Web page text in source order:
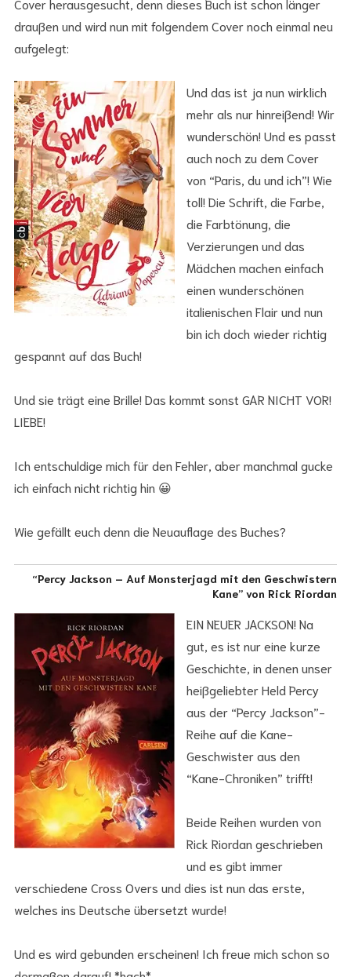
draußen und wird nun mit folgendem Cover noch einmal neu
aufgelegt:
Und das ist ja nun wirklich
mehr als nur hinreißend! Wir
wunderschön! Und es passt
auch noch zu dem Cover
von “Paris, du und ich”! Wie
toll! Die Schrift, die Farbe,
die Farbtönung, die
Verzierungen und das
Mädchen machen einfach
einen wunderschönen
italienischen Flair und nun
bin ich doch wieder richtig
gespannt auf das Buch!
Und sie trägt eine Brille! Das kommt sonst GAR NICHT VOR!
LIEBE!
Ich entschuldige mich für den Fehler, aber manchmal gucke
ich einfach nicht richtig hin 😀
Wie gefällt euch denn die Neuauflage des Buches?
“Percy Jackson – Auf Monsterjagd mit den Geschwistern
Kane” von Rick Riordan
EIN NEUER JACKSON! Na
gut, es ist nur eine kurze
Geschichte, in denen unser
heißgeliebter Held Percy
aus der “Percy Jackson”-
Reihe auf die Kane-
Geschwister aus den
“Kane-Chroniken” trifft!
Beide Reihen wurden von
Rick Riordan geschrieben
und es gibt immer
verschiedene Cross Overs und dies ist nun das erste,
welches ins Deutsche übersetzt wurde!
Und es wird gebunden erscheinen! Ich freue mich schon so